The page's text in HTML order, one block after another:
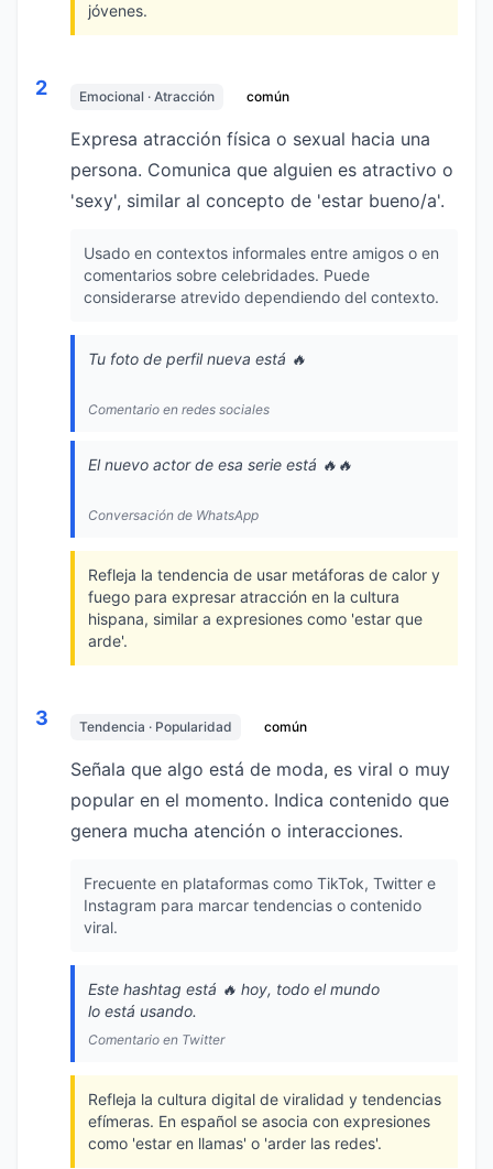
jóvenes.
2 Emocional · Atracción común
Expresa atracción física o sexual hacia una
persona. Comunica que alguien es atractivo o
'sexy', similar al concepto de 'estar bueno/a'.
Usado en contextos informales entre amigos o en
comentarios sobre celebridades. Puede
considerarse atrevido dependiendo del contexto.
Tu foto de perfil nueva está 🔥
Comentario en redes sociales
El nuevo actor de esa serie está 🔥🔥
Conversación de WhatsApp
Refleja la tendencia de usar metáforas de calor y
fuego para expresar atracción en la cultura
hispana, similar a expresiones como 'estar que
arde'.
3 Tendencia · Popularidad común
Señala que algo está de moda, es viral o muy
popular en el momento. Indica contenido que
genera mucha atención o interacciones.
Frecuente en plataformas como TikTok, Twitter e
Instagram para marcar tendencias o contenido
viral.
Este hashtag está 🔥 hoy, todo el mundo
lo está usando.
Comentario en Twitter
Refleja la cultura digital de viralidad y tendencias
efímeras. En español se asocia con expresiones
como 'estar en llamas' o 'arder las redes'.